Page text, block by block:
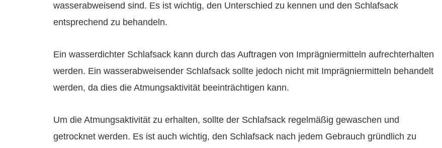
wasserabweisend sind. Es ist wichtig, den Unterschied zu kennen und den Schlafsack
entsprechend zu behandeln.
Ein wasserdichter Schlafsack kann durch das Auftragen von Imprägniermitteln aufrechterhalten
werden. Ein wasserabweisender Schlafsack sollte jedoch nicht mit Imprägniermitteln behandelt
werden, da dies die Atmungsaktivität beeinträchtigen kann.
Um die Atmungsaktivität zu erhalten, sollte der Schlafsack regelmäßig gewaschen und
getrocknet werden. Es ist auch wichtig, den Schlafsack nach jedem Gebrauch gründlich zu